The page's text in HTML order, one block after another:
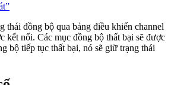
thái đồng bộ qua bảng điều khiển channel
kết nối. Các mục đồng bộ thất bại sẽ được
bộ tiếp tục thất bại, nó sẽ giữ trạng thái